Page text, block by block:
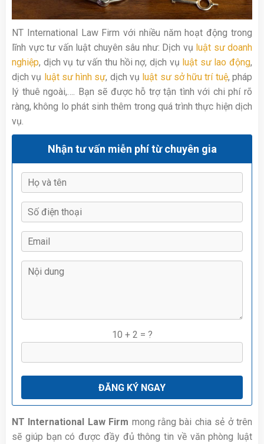
NT International Law Firm với nhiều năm hoạt động trong
lĩnh vực tư vấn luật chuyên sâu như: Dịch vụ luật sư doanh
nghiệp, dịch vụ tư vấn thu hồi nợ, dịch vụ luật sư lao động,
dịch vụ luật sư hình sự, dịch vụ luật sư sở hữu trí tuệ, pháp
lý thuê ngoài,…. Bạn sẽ được hỗ trợ tận tình với chi phí rõ
ràng, không lo phát sinh thêm trong quá trình thực hiện dịch
vụ.
Nhận tư vấn miễn phí từ chuyên gia
10 + 2 = ?
NT International Law Firm mong rằng bài chia sẻ ở trên
sẽ giúp bạn có được đầy đủ thông tin về văn phòng luật